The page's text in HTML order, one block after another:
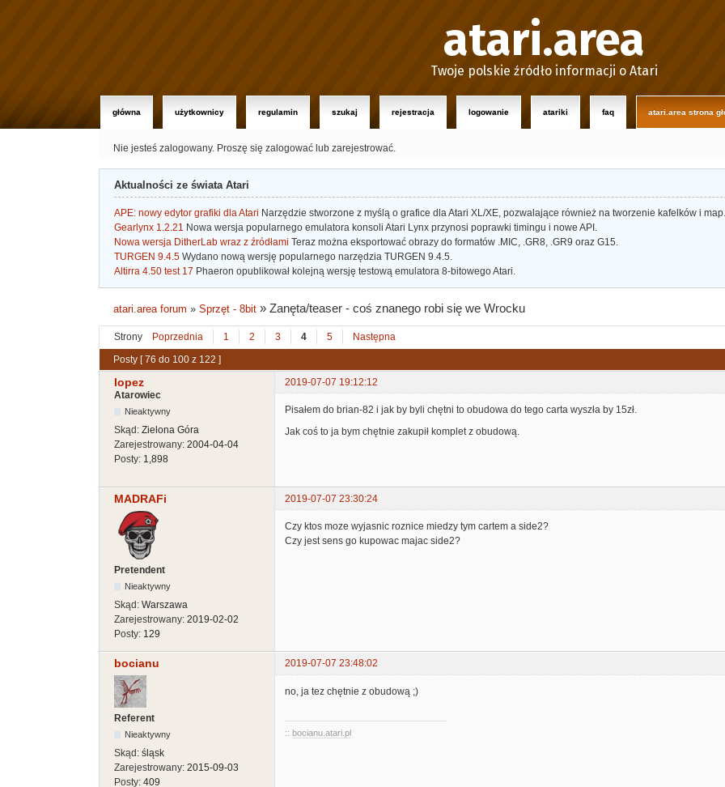
atari.area
Twoje polskie źródło informacji o Atari
główna użytkownicy regulamin szukaj rejestracja logowanie atariki faq atari.area strona
Nie jesteś zalogowany. Proszę się zalogować lub zarejestrować.
Aktualności ze świata Atari
APE: nowy edytor grafiki dla Atari Narzędzie stworzone z myślą o grafice dla Atari XL/XE, pozwalające również na tworzenie kafelków i map.
Gearlynx 1.2.21 Nowa wersja popularnego emulatora konsoli Atari Lynx przynosi poprawki timingu i nowe API.
Nowa wersja DitherLab wraz z źródłami Teraz można eksportować obrazy do formatów .MIC, .GR8, .GR9 oraz G15.
TURGEN 9.4.5 Wydano nową wersję popularnego narzędzia TURGEN 9.4.5.
Altirra 4.50 test 17 Phaeron opublikował kolejną wersję testową emulatora 8-bitowego Atari.
atari.area forum »Sprzęt - 8bit »Zanęta/teaser - coś znanego robi się we Wrocku
Strony Poprzednia 1 2 3 4 5 Następna
Posty [ 76 do 100 z 122 ]
lopez
2019-07-07 19:12:12
Atarowiec
Nieaktywny
Skąd: Zielona Góra
Zarejestrowany: 2004-04-04
Posty: 1,898
Pisałem do brian-82 i jak by byli chętni to obudowa do tego carta wyszła by 15zł.
Jak coś to ja bym chętnie zakupił komplet z obudową.
MADRAFi 2019-07-07 23:30:24
Pretendent
Nieaktywny
Skąd: Warszawa
Zarejestrowany: 2019-02-02
Posty: 129
Czy ktos moze wyjasnic roznice miedzy tym cartem a side2?
Czy jest sens go kupowac majac side2?
bocianu 2019-07-07 23:48:02
Referent
Nieaktywny
Skąd: śląsk
Zarejestrowany: 2015-09-03
Posty: 409
no, ja tez chętnie z obudową ;)
:: bocianu.atari.pl